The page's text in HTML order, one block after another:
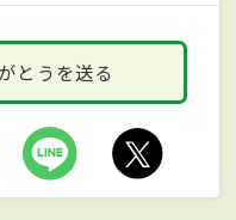
とうを送る